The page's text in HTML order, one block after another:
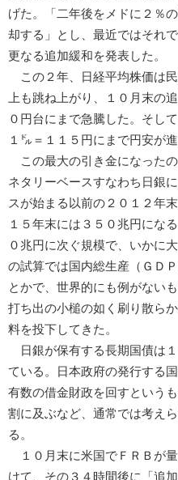
げた。「二年後をメドに２％
却する」とし、最近ではそれ
更なる追加緩和を発表した。
この２年、日経平均株価は
上も跳ね上がり、１０月末の
０円台にまで急騰した。そし
１㌦＝１１５円にまで円安が進
この最大の引き金になった
ネタリーベースすなわち日銀
スが始まる以前の２０１２年
１５年末には３５０兆円にな
０兆円に次ぐ規模で、いかに
の試算では国内総生産（ＧＤ
とかで、世界的にも例がない
打ち出の小槌の如く刷り散ら
料を投下してきた。
日銀が保有する長期国債は
ている。日本政府の発行する
有数の借金財政を回すという
割に及ぶなど、通常では考え
る。
１０月末に米国でＦＲＢが
けて、その３４時間後に「追